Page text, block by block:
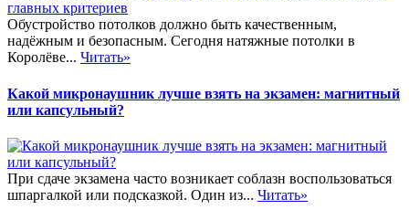
Обустройство потолков должно быть качественным,
надёжным и безопасным. Сегодня натяжные потолки в
Королёве... Читать»
Какой микронаушник лучше взять на экзамен: магнитный
или капсульный?
При сдаче экзамена часто возникает соблазн воспользоваться
шпаргалкой или подсказкой. Один из... Читать»